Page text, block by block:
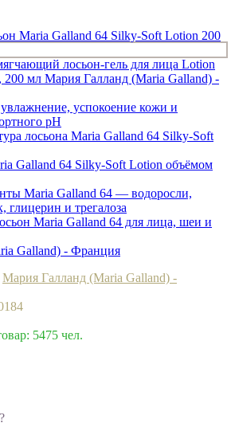
Мария Галланд (Maria Galland) -
5475 чел.